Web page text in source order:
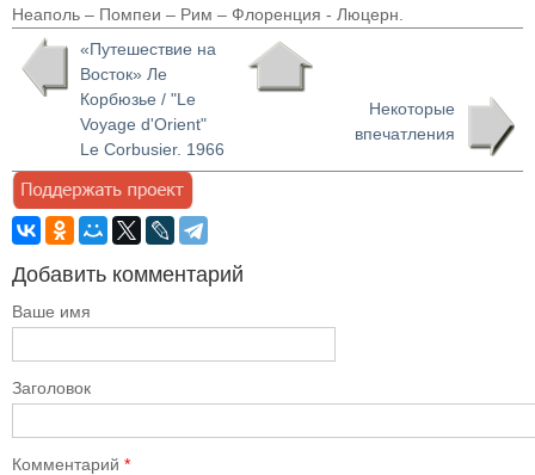
Неаполь – Помпеи – Рим – Флоренция - Люцерн.
«Путешествие на
Восток» Ле
Корбюзье / "Le
Voyage d'Orient"
Le Corbusier. 1966
Некоторые
впечатления
Добавить комментарий
Ваше имя
Заголовок
Комментарий *